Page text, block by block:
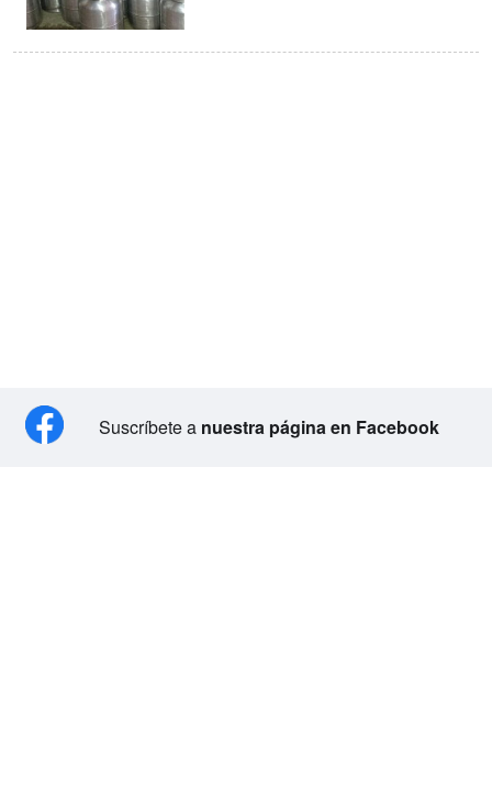
Suscríbete a nuestra página en Facebook